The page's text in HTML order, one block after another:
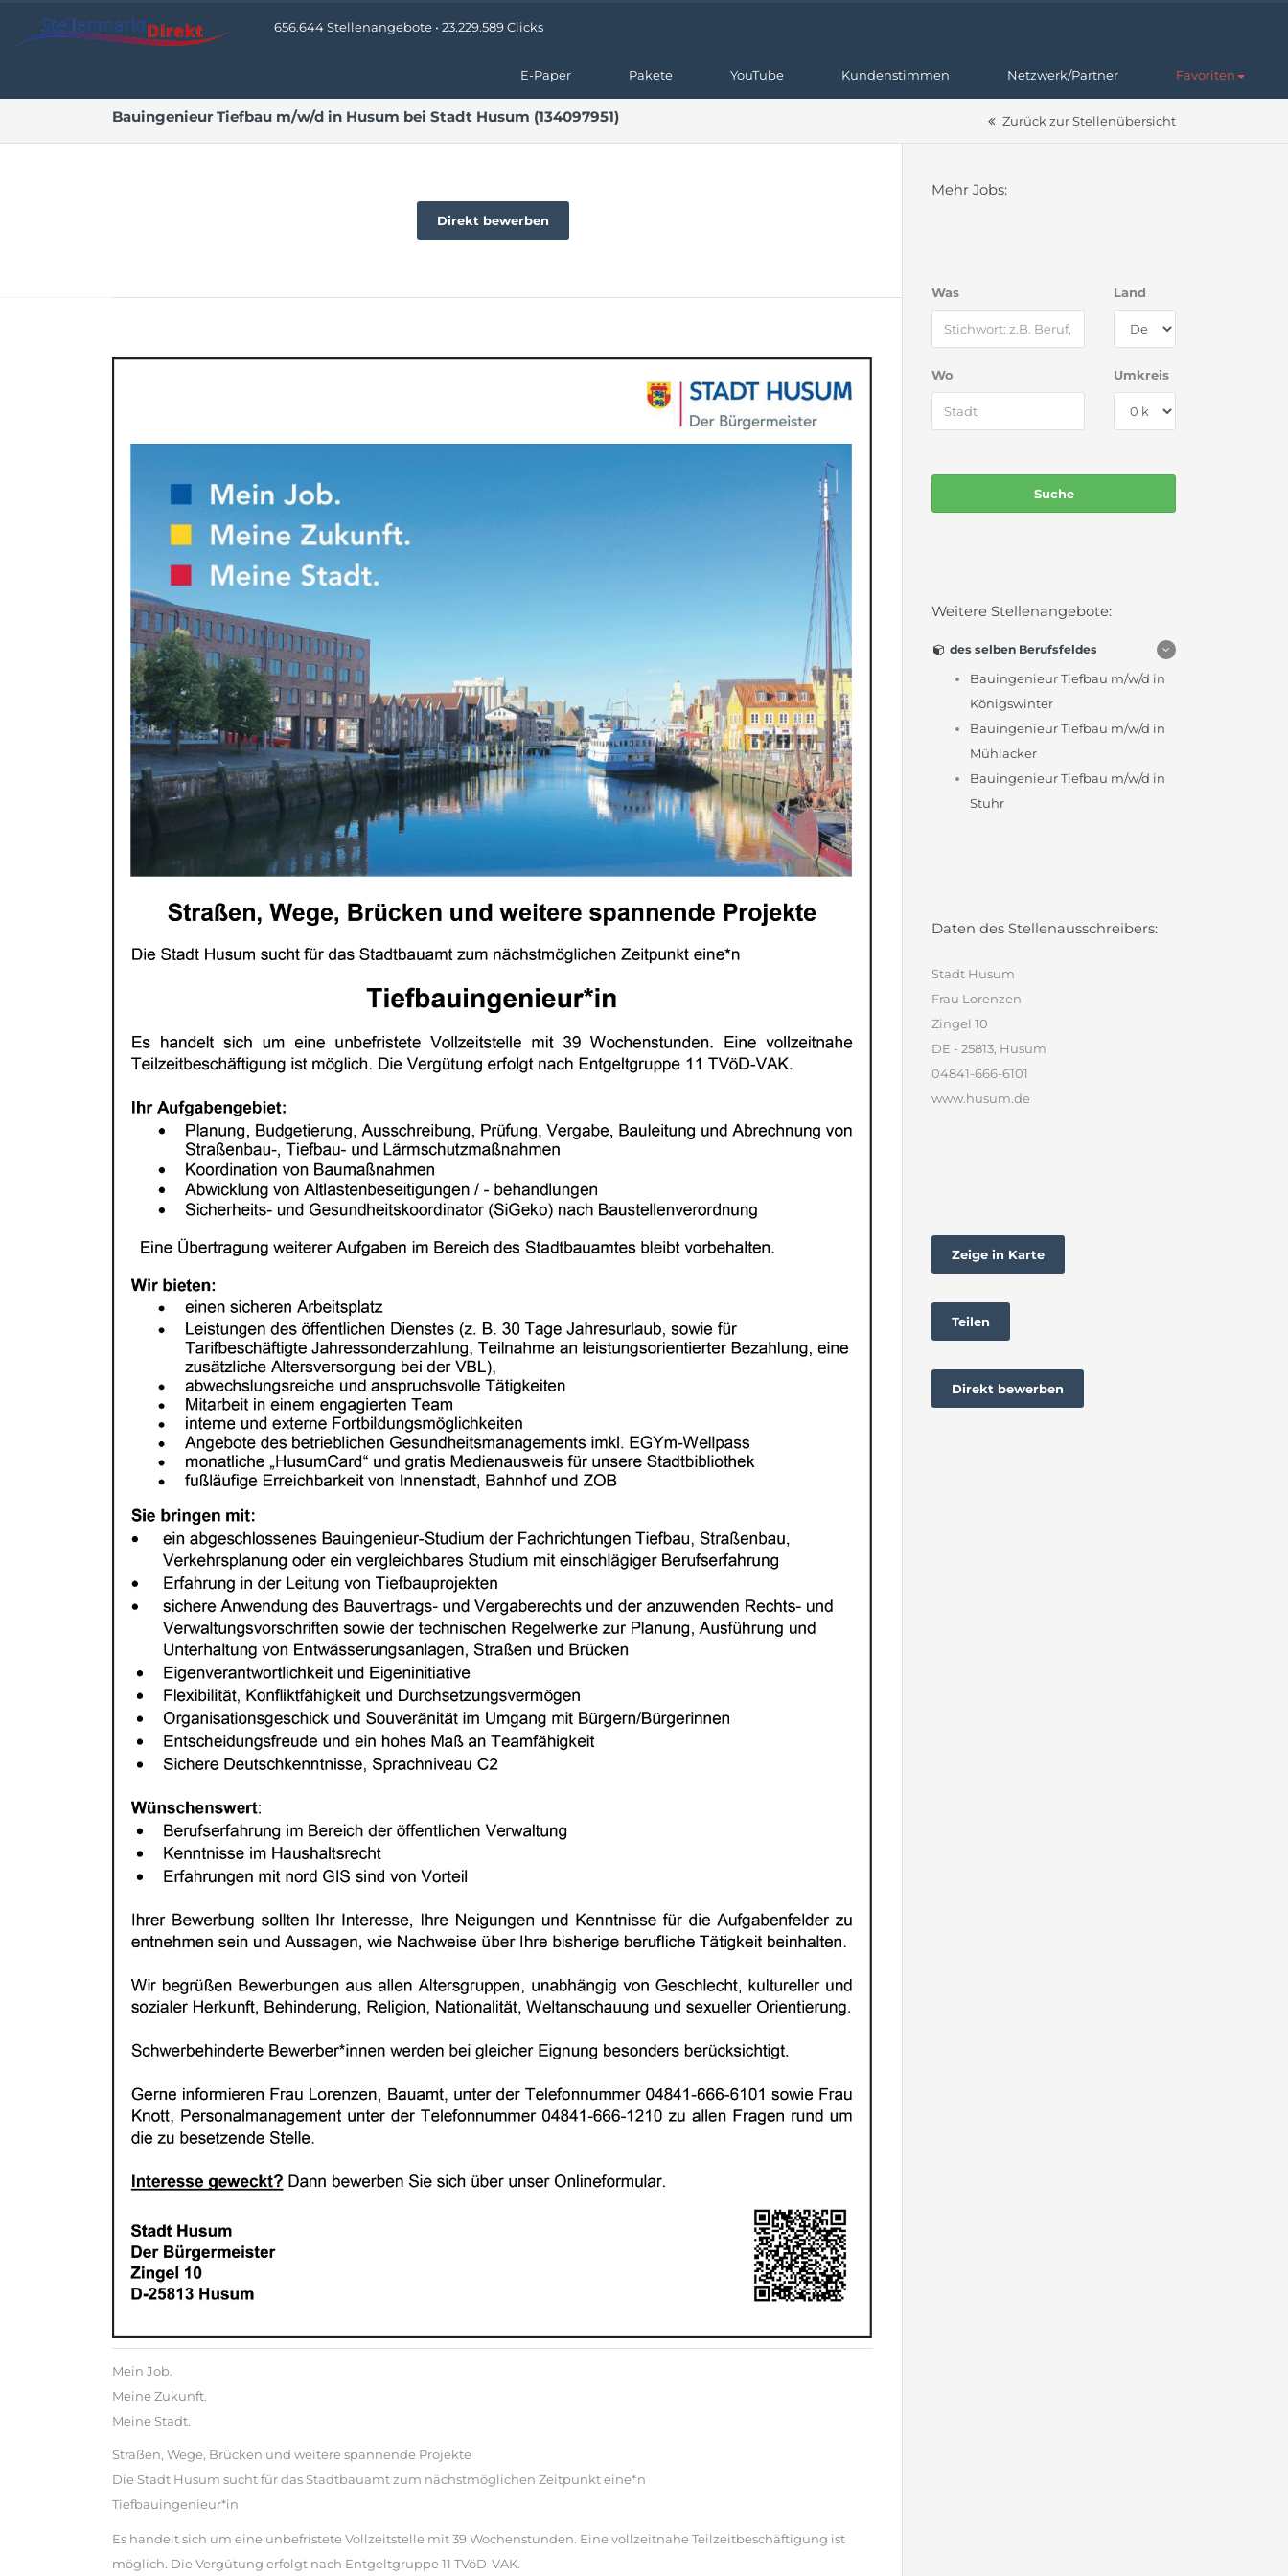
656.644 Stellenangebote • 23.229.589 Clicks
E-Paper Pakete YouTube Kundenstimmen Netzwerk/Partner Favoriten
Bauingenieur Tiefbau m/w/d in Husum bei Stadt Husum (134097951) Zurück zur Stellenübersicht
Direkt bewerben
Mein Job.
Meine Zukunft.
Meine Stadt.
Straßen, Wege, Brücken und weitere spannende Projekte
Die Stadt Husum sucht für das Stadtbauamt zum nächstmöglichen Zeitpunkt eine*n
Tiefbauingenieur*in
Es handelt sich um eine unbefristete Vollzeitstelle mit 39 Wochenstunden. Eine vollzeitnahe Teilzeitbeschäftigung ist
möglich. Die Vergütung erfolgt nach Entgeltgruppe 11 TVöD-VAK.
Mehr Jobs:
Was Land
Wo Umkreis
Weitere Stellenangebote:
des selben Berufsfeldes
Bauingenieur Tiefbau m/w/d in
Königswinter
Bauingenieur Tiefbau m/w/d in
Mühlacker
Bauingenieur Tiefbau m/w/d in
Stuhr
Daten des Stellenausschreibers:
Stadt Husum
Frau Lorenzen
Zingel 10
DE - 25813, Husum
04841-666-6101
www.husum.de
Zeige in Karte
Teilen
Direkt bewerben